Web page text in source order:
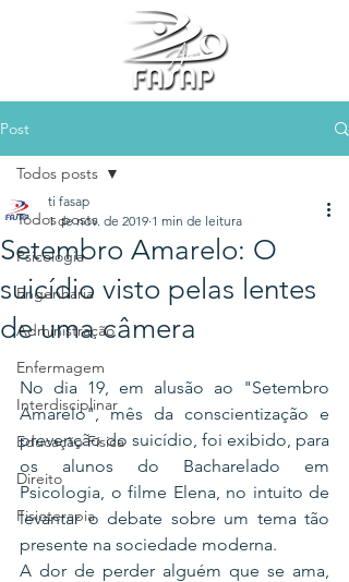
Post
Todos posts
Psicologia
Engenharia
Administração
Enfermagem
Interdisciplinar
Educação Física
Direito
Fisioterapia
Todos posts
Setembro Amarelo: O
suicídio visto pelas lentes
de uma câmera
ti fasap
1 de nov. de 2019 1 min de leitura
No dia 19, em alusão ao "Setembro
Amarelo", mês da conscientização e
prevenção do suicídio, foi exibido, para
os alunos do Bacharelado em
Psicologia, o filme Elena, no intuito de
levantar o debate sobre um tema tão
presente na sociedade moderna.
A dor de perder alguém que se ama,